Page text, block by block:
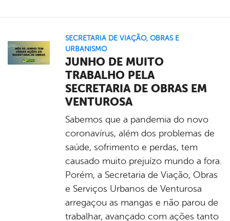
SECRETARIA DE VIAÇÃO, OBRAS E
URBANISMO
JUNHO DE MUITO
TRABALHO PELA
SECRETARIA DE OBRAS EM
VENTUROSA
Sabemos que a pandemia do novo
coronavírus, além dos problemas de
saúde, sofrimento e perdas, tem
causado muito prejuízo mundo a fora.
Porém, a Secretaria de Viação, Obras
e Serviços Urbanos de Venturosa
arregaçou as mangas e não parou de
trabalhar, avançado com ações tanto